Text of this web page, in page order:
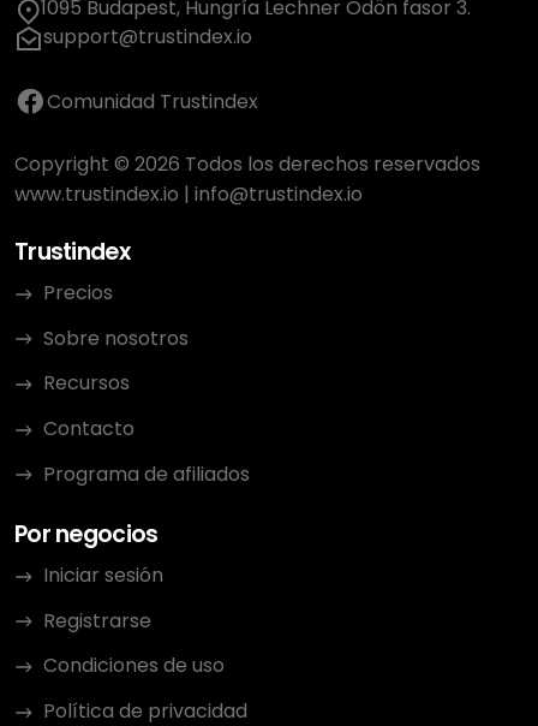
1095 Budapest, Hungría Lechner Ödön fasor 3.
support@trustindex.io
Comunidad Trustindex
Copyright © 2026 Todos los derechos reservados
www.trustindex.io | info@trustindex.io
Trustindex
Precios
Sobre nosotros
Recursos
Contacto
Programa de afiliados
Por negocios
Iniciar sesión
Registrarse
Condiciones de uso
Política de privacidad